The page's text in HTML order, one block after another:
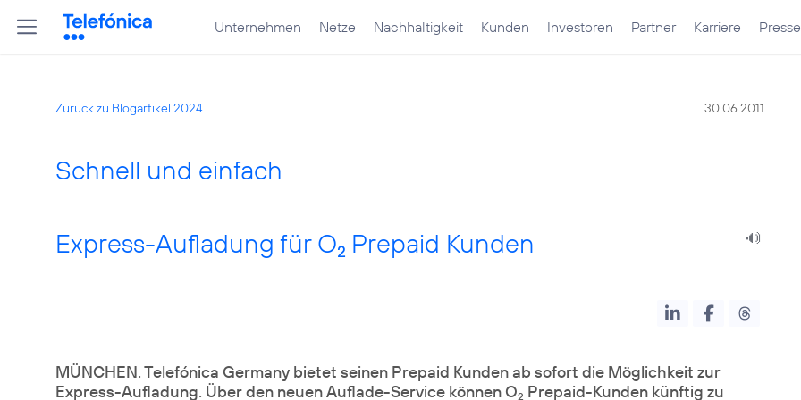
Unternehmen Netze Nachhaltigkeit Kunden Investoren Partner Karriere Presse
Zurück zu Blogartikel 2024 30.06.2011
Schnell und einfach
Express-Aufladung für O2 Prepaid Kunden
MÜNCHEN. Telefónica Germany bietet seinen Prepaid Kunden ab sofort die Möglichkeit zur
Express-Aufladung. Über den neuen Auflade-Service können O2 Prepaid-Kunden künftig zu